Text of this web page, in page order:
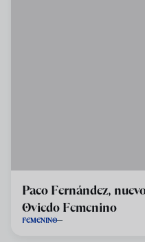
Paco Fernández,
Oviedo Femenino
FEMENINO